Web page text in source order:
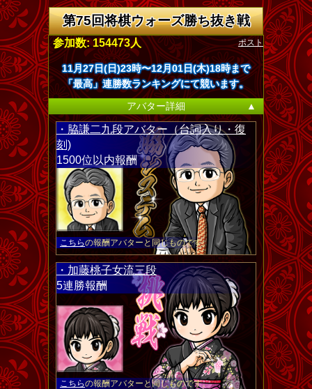
第75回将棋ウォーズ勝ち抜き戦
ポスト
参加数: 154473人
11月27日(日)23時〜12月01日(木)18時まで
「最高」連勝数ランキングにて競います。
アバター詳細
▲
・脇謙二九段アバター（台詞入り・復
刻)
1500位以内報酬
こちらの報酬アバターと同じものです。
・加藤桃子女流三段
5連勝報酬
こちらの報酬アバターと同じものです。